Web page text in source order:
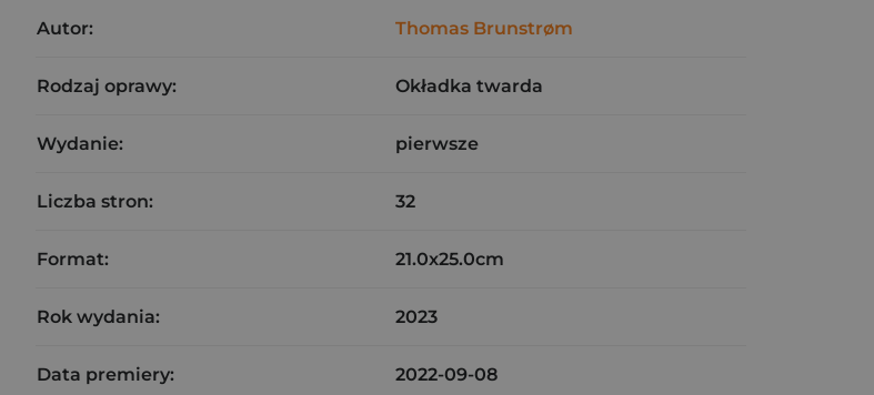
Autor: Thomas Brunstrøm
Rodzaj oprawy: Okładka twarda
Wydanie: pierwsze
Liczba stron: 32
Format: 21.0x25.0cm
Rok wydania: 2023
Data premiery: 2022-09-08